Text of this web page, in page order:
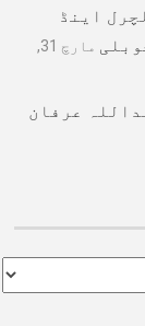
اینڈ
مارچ 31,
عرفان